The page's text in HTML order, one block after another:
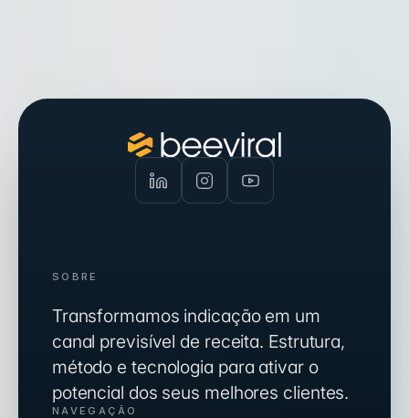
SOBRE
Transformamos indicação em um
canal previsível de receita. Estrutura,
método e tecnologia para ativar o
potencial dos seus melhores clientes.
NAVEGAÇÃO